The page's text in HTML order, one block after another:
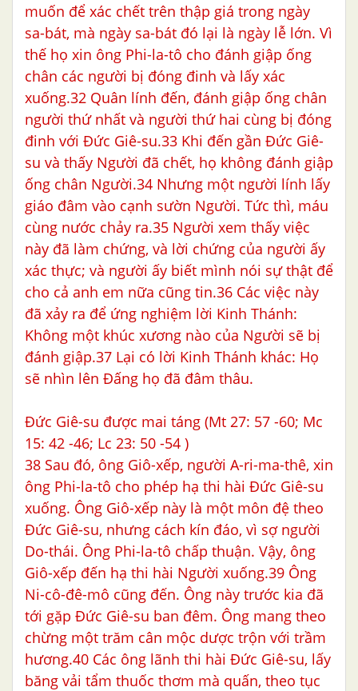
muốn để xác chết trên thập giá trong ngày
sa-bát, mà ngày sa-bát đó lại là ngày lễ lớn. Vì
thế họ xin ông Phi-la-tô cho đánh giập ống
chân các người bị đóng đinh và lấy xác
xuống.32 Quân lính đến, đánh giập ống chân
người thứ nhất và người thứ hai cùng bị đóng
đinh với Đức Giê-su.33 Khi đến gần Đức Giê-
su và thấy Người đã chết, họ không đánh giập
ống chân Người.34 Nhưng một người lính lấy
giáo đâm vào cạnh sườn Người. Tức thì, máu
cùng nước chảy ra.35 Người xem thấy việc
này đã làm chứng, và lời chứng của người ấy
xác thực; và người ấy biết mình nói sự thật để
cho cả anh em nữa cũng tin.36 Các việc này
đã xảy ra để ứng nghiệm lời Kinh Thánh:
Không một khúc xương nào của Người sẽ bị
đánh giập.37 Lại có lời Kinh Thánh khác: Họ
sẽ nhìn lên Đấng họ đã đâm thâu.
Đức Giê-su được mai táng (Mt 27: 57 -60; Mc
15: 42 -46; Lc 23: 50 -54 )
38 Sau đó, ông Giô-xếp, người A-ri-ma-thê, xin
ông Phi-la-tô cho phép hạ thi hài Đức Giê-su
xuống. Ông Giô-xếp này là một môn đệ theo
Đức Giê-su, nhưng cách kín đáo, vì sợ người
Do-thái. Ông Phi-la-tô chấp thuận. Vậy, ông
Giô-xếp đến hạ thi hài Người xuống.39 Ông
Ni-cô-đê-mô cũng đến. Ông này trước kia đã
tới gặp Đức Giê-su ban đêm. Ông mang theo
chừng một trăm cân mộc dược trộn với trầm
hương.40 Các ông lãnh thi hài Đức Giê-su, lấy
băng vải tẩm thuốc thơm mà quấn, theo tục